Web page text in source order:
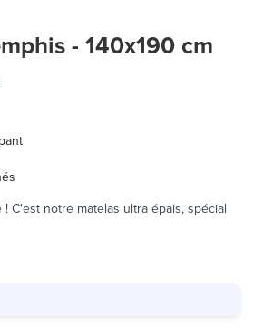
- 140x190 cm
C'est notre matelas ultra épais, spécial